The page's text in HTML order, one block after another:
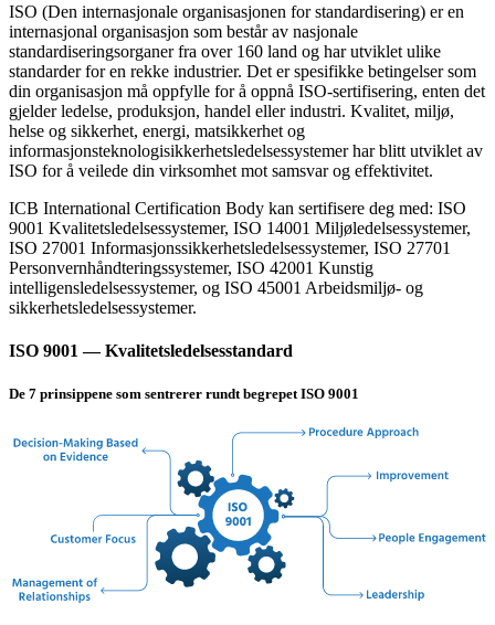
ISO (Den internasjonale organisasjonen for standardisering) er en
internasjonal organisasjon som består av nasjonale
standardiseringsorganer fra over 160 land og har utviklet ulike
standarder for en rekke industrier. Det er spesifikke betingelser som
din organisasjon må oppfylle for å oppnå ISO-sertifisering, enten det
gjelder ledelse, produksjon, handel eller industri. Kvalitet, miljø,
helse og sikkerhet, energi, matsikkerhet og
informasjonsteknologisikkerhetsledelsessystemer har blitt utviklet av
ISO for å veilede din virksomhet mot samsvar og effektivitet.
ICB International Certification Body kan sertifisere deg med: ISO
9001 Kvalitetsledelsessystemer, ISO 14001 Miljøledelsessystemer,
ISO 27001 Informasjonssikkerhetsledelsessystemer, ISO 27701
Personvernhåndteringssystemer, ISO 42001 Kunstig
intelligensledelsessystemer, og ISO 45001 Arbeidsmiljø- og
sikkerhetsledelsessystemer.
ISO 9001 — Kvalitetsledelsesstandard
De 7 prinsippene som sentrerer rundt begrepet ISO 9001